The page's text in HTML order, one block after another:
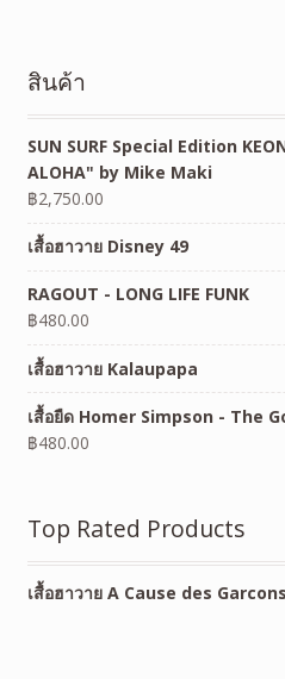
สินค้า
SUN SURF Special Edition
ALOHA" by Mike Maki
฿2,750.00
เสื้อฮาวาย Disney 49
RAGOUT - LONG LIFE FUNK
฿480.00
เสื้อฮาวาย Kalaupapa
เสื้อยืด Homer Simpson - The
฿480.00
Top Rated Products
เสื้อฮาวาย A Cause des Garcons